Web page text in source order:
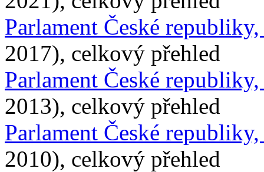
Parlament České
2017), celkový přehled
Parlament České
2013), celkový přehled
Parlament České
2010), celkový přehled